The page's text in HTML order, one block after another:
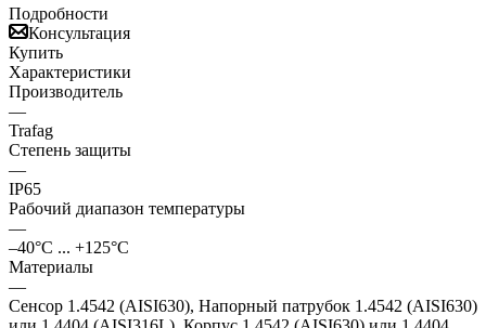
Подробности
Консультация
Купить
Характеристики
Производитель
—
Trafag
Степень защиты
—
IP65
Рабочий диапазон температуры
—
–40°C ... +125°C
Материалы
—
Сенсор 1.4542 (AISI630), Напорный патрубок 1.4542 (AISI630)